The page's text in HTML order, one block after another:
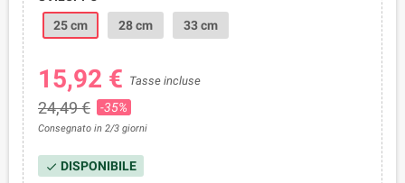
25 cm
28 cm 33 cm
15,92 € Tasse incluse
24,49 € -35%
Consegnato in 2/3 giorni
check DISPONIBILE